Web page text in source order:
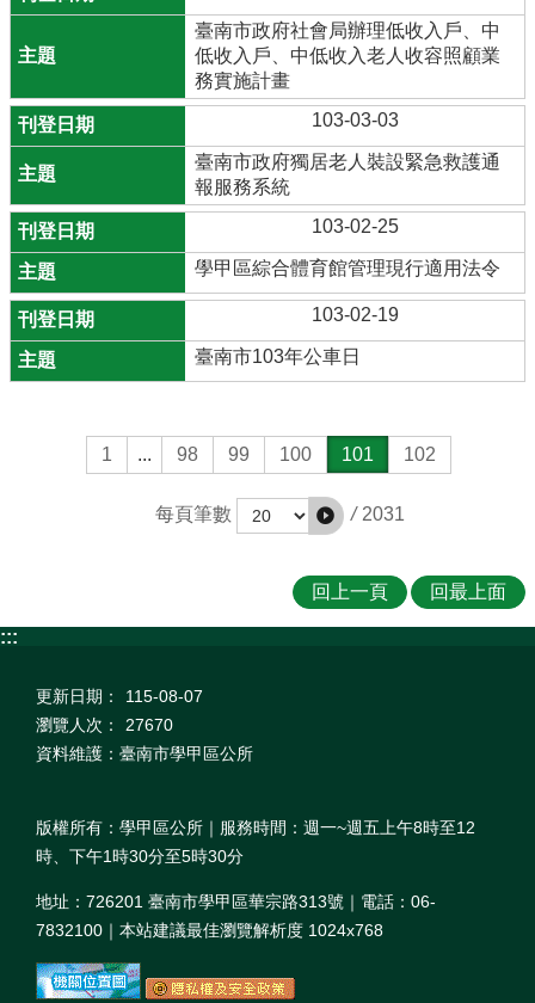
臺南市政府社會局辦理低收入戶、中
低收入戶、中低收入老人收容照顧業
務實施計畫
103-03-03
臺南市政府獨居老人裝設緊急救護通
報服務系統
103-02-25
學甲區綜合體育館管理現行適用法令
103-02-19
臺南市103年公車日
1 ... 98 99 100 101 102
每頁筆數 / 2031
回上一頁 回最上面
:::
更新日期：
115-08-07
瀏覽人次：
27670
資料維護：臺南市學甲區公所
版權所有：學甲區公所｜服務時間：週一~週五上午8時至12
時、下午1時30分至5時30分
地址：726201 臺南市學甲區華宗路313號｜電話：06-
7832100｜本站建議最佳瀏覽解析度 1024x768